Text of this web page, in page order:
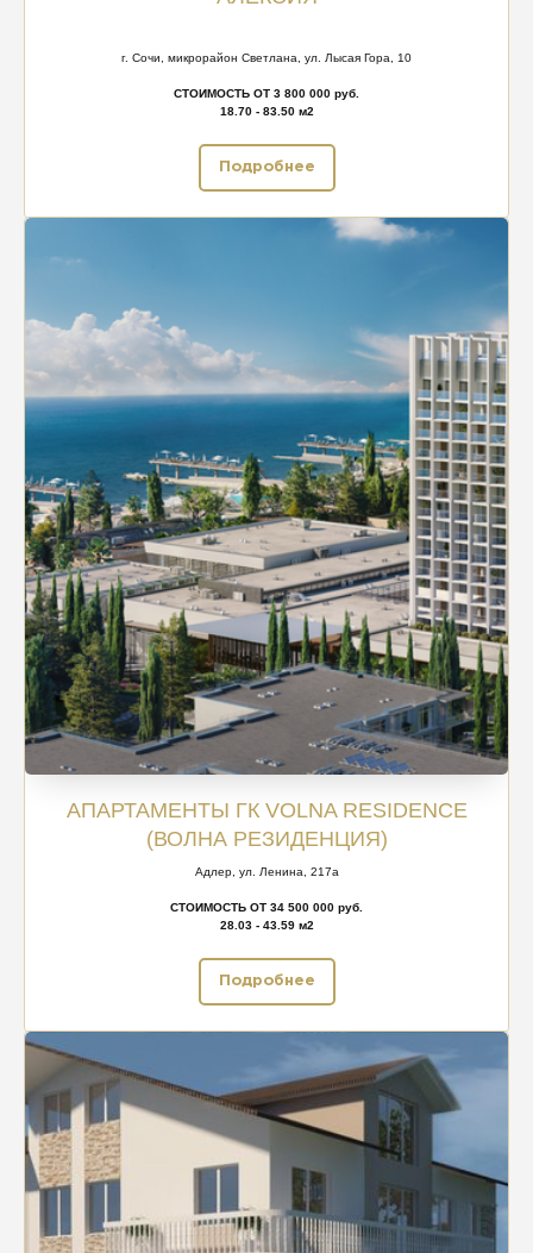
г. Сочи, микрорайон Светлана, ул. Лысая Гора, 10
СТОИМОСТЬ ОТ 3 800 000 руб.
18.70 - 83.50 м2
Подробнее
АПАРТАМЕНТЫ ГК VOLNA RESIDENCE
(ВОЛНА РЕЗИДЕНЦИЯ)
Адлер, ул. Ленина, 217а
СТОИМОСТЬ ОТ 34 500 000 руб.
28.03 - 43.59 м2
Подробнее